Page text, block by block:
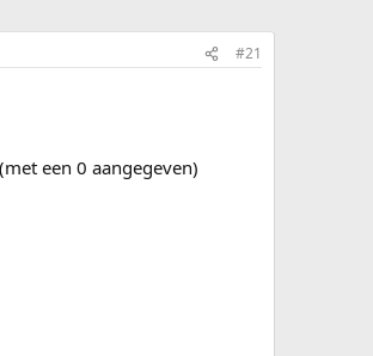
#21
een 0 aangegeven)